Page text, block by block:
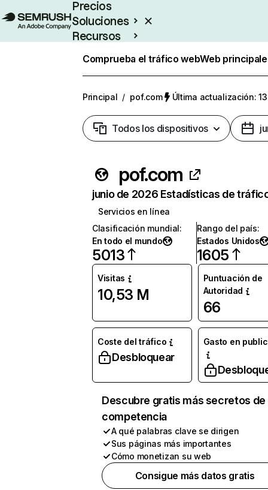
Precios
Soluciones
Recursos
Comprueba el tráfico webWeb
Principal / pof.com Última actualización:
Todos los dispositivos
pof.com
junio de 2026 Estadísticas de
Servicios en línea
Clasificación mundial:
En todo el mundo
5013
Rango del país:
Estados Unidos
1605
Visitas
10,53 M
Puntuación de
Autoridad
66
Coste del tráfico
Desbloquear
Gasto en
Descubre gratis más secretos de
competencia
A qué palabras clave se dirigen
Sus páginas más importantes
Cómo monetizan su web
Consigue más datos gratis